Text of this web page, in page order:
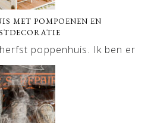
MET POMPOENEN EN
poppenhuis. Ik ben er